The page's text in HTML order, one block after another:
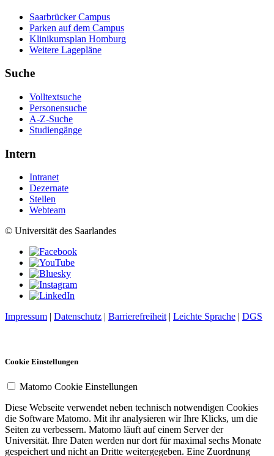
Saarbrücker Campus
Parken auf dem Campus
Klinikumsplan Homburg
Weitere Lagepläne
Suche
Volltextsuche
Personensuche
A-Z-Suche
Studiengänge
Intern
Intranet
Dezernate
Stellen
Webteam
© Universität des Saarlandes
Impressum Datenschutz Barrierefreiheit| Leichte Sprache DGS
Cookie Einstellungen
Matomo Cookie Einstellungen
Diese Webseite verwendet neben technisch notwendigen Cookies
die Software Matomo. Mit ihr analysieren wir Ihre Klicks, um die
Seiten zu verbessern. Matomo läuft auf einem Server der
Universität. Ihre Daten werden nur dort für maximal sechs Monate
gespeichert und nicht an Dritte weitergegeben. Eine Zuordnung